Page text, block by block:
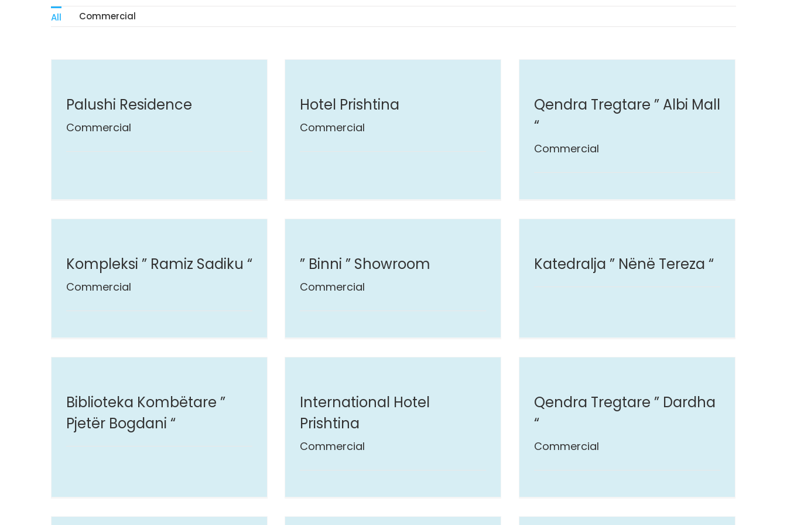
All Commercial
Palushi Residence
Commercial
Hotel Prishtina
Commercial
Qendra Tregtare ” Albi Mall
“
Commercial
Kompleksi ” Ramiz Sadiku “
Commercial
” Binni ” Showroom
Commercial
Katedralja ” Nënë Tereza “
Biblioteka Kombëtare ”
Pjetër Bogdani “
International Hotel
Prishtina
Commercial
Qendra Tregtare ” Dardha
“
Commercial